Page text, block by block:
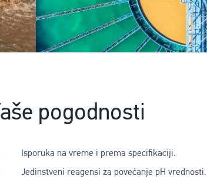
pogodnosti
Isporuka na vreme i prema specifikaciji.
Jedinstveni reagensi za povećanje pH vrednosti.